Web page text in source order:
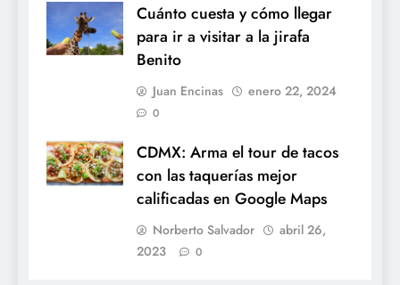
Cuánto cuesta y cómo llegar
para ir a visitar a la jirafa
Benito
Juan Encinas enero 22, 2024
0
CDMX: Arma el tour de tacos
con las taquerías mejor
calificadas en Google Maps
Norberto Salvador
abril 26,
2023
0